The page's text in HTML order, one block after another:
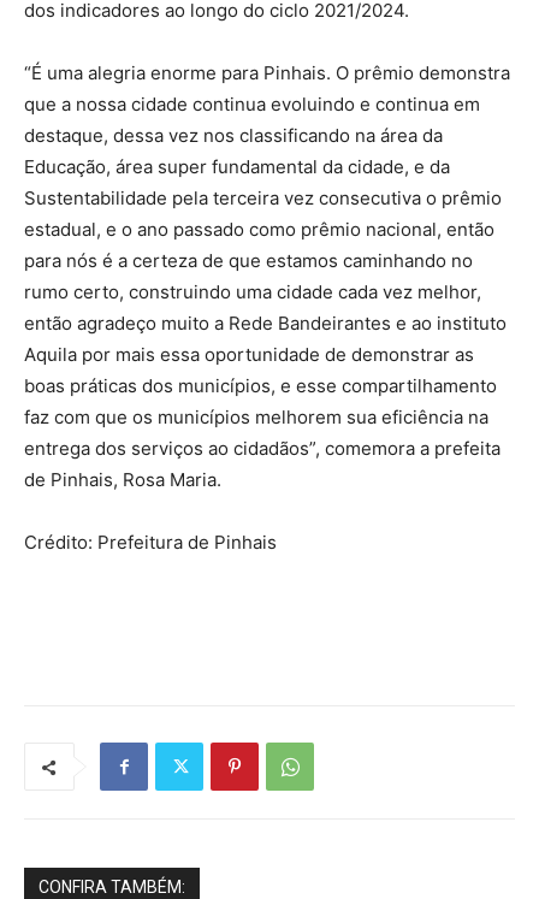
dos indicadores ao longo do ciclo 2021/2024.
“É uma alegria enorme para Pinhais. O prêmio demonstra
que a nossa cidade continua evoluindo e continua em
destaque, dessa vez nos classificando na área da
Educação, área super fundamental da cidade, e da
Sustentabilidade pela terceira vez consecutiva o prêmio
estadual, e o ano passado como prêmio nacional, então
para nós é a certeza de que estamos caminhando no
rumo certo, construindo uma cidade cada vez melhor,
então agradeço muito a Rede Bandeirantes e ao instituto
Aquila por mais essa oportunidade de demonstrar as
boas práticas dos municípios, e esse compartilhamento
faz com que os municípios melhorem sua eficiência na
entrega dos serviços ao cidadãos”, comemora a prefeita
de Pinhais, Rosa Maria.
Crédito: Prefeitura de Pinhais
CONFIRA TAMBÉM: